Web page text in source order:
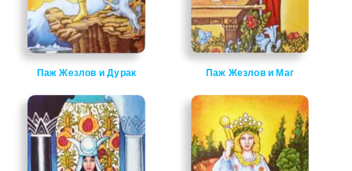
Паж Жезлов и Дурак Паж Жезлов и Маг